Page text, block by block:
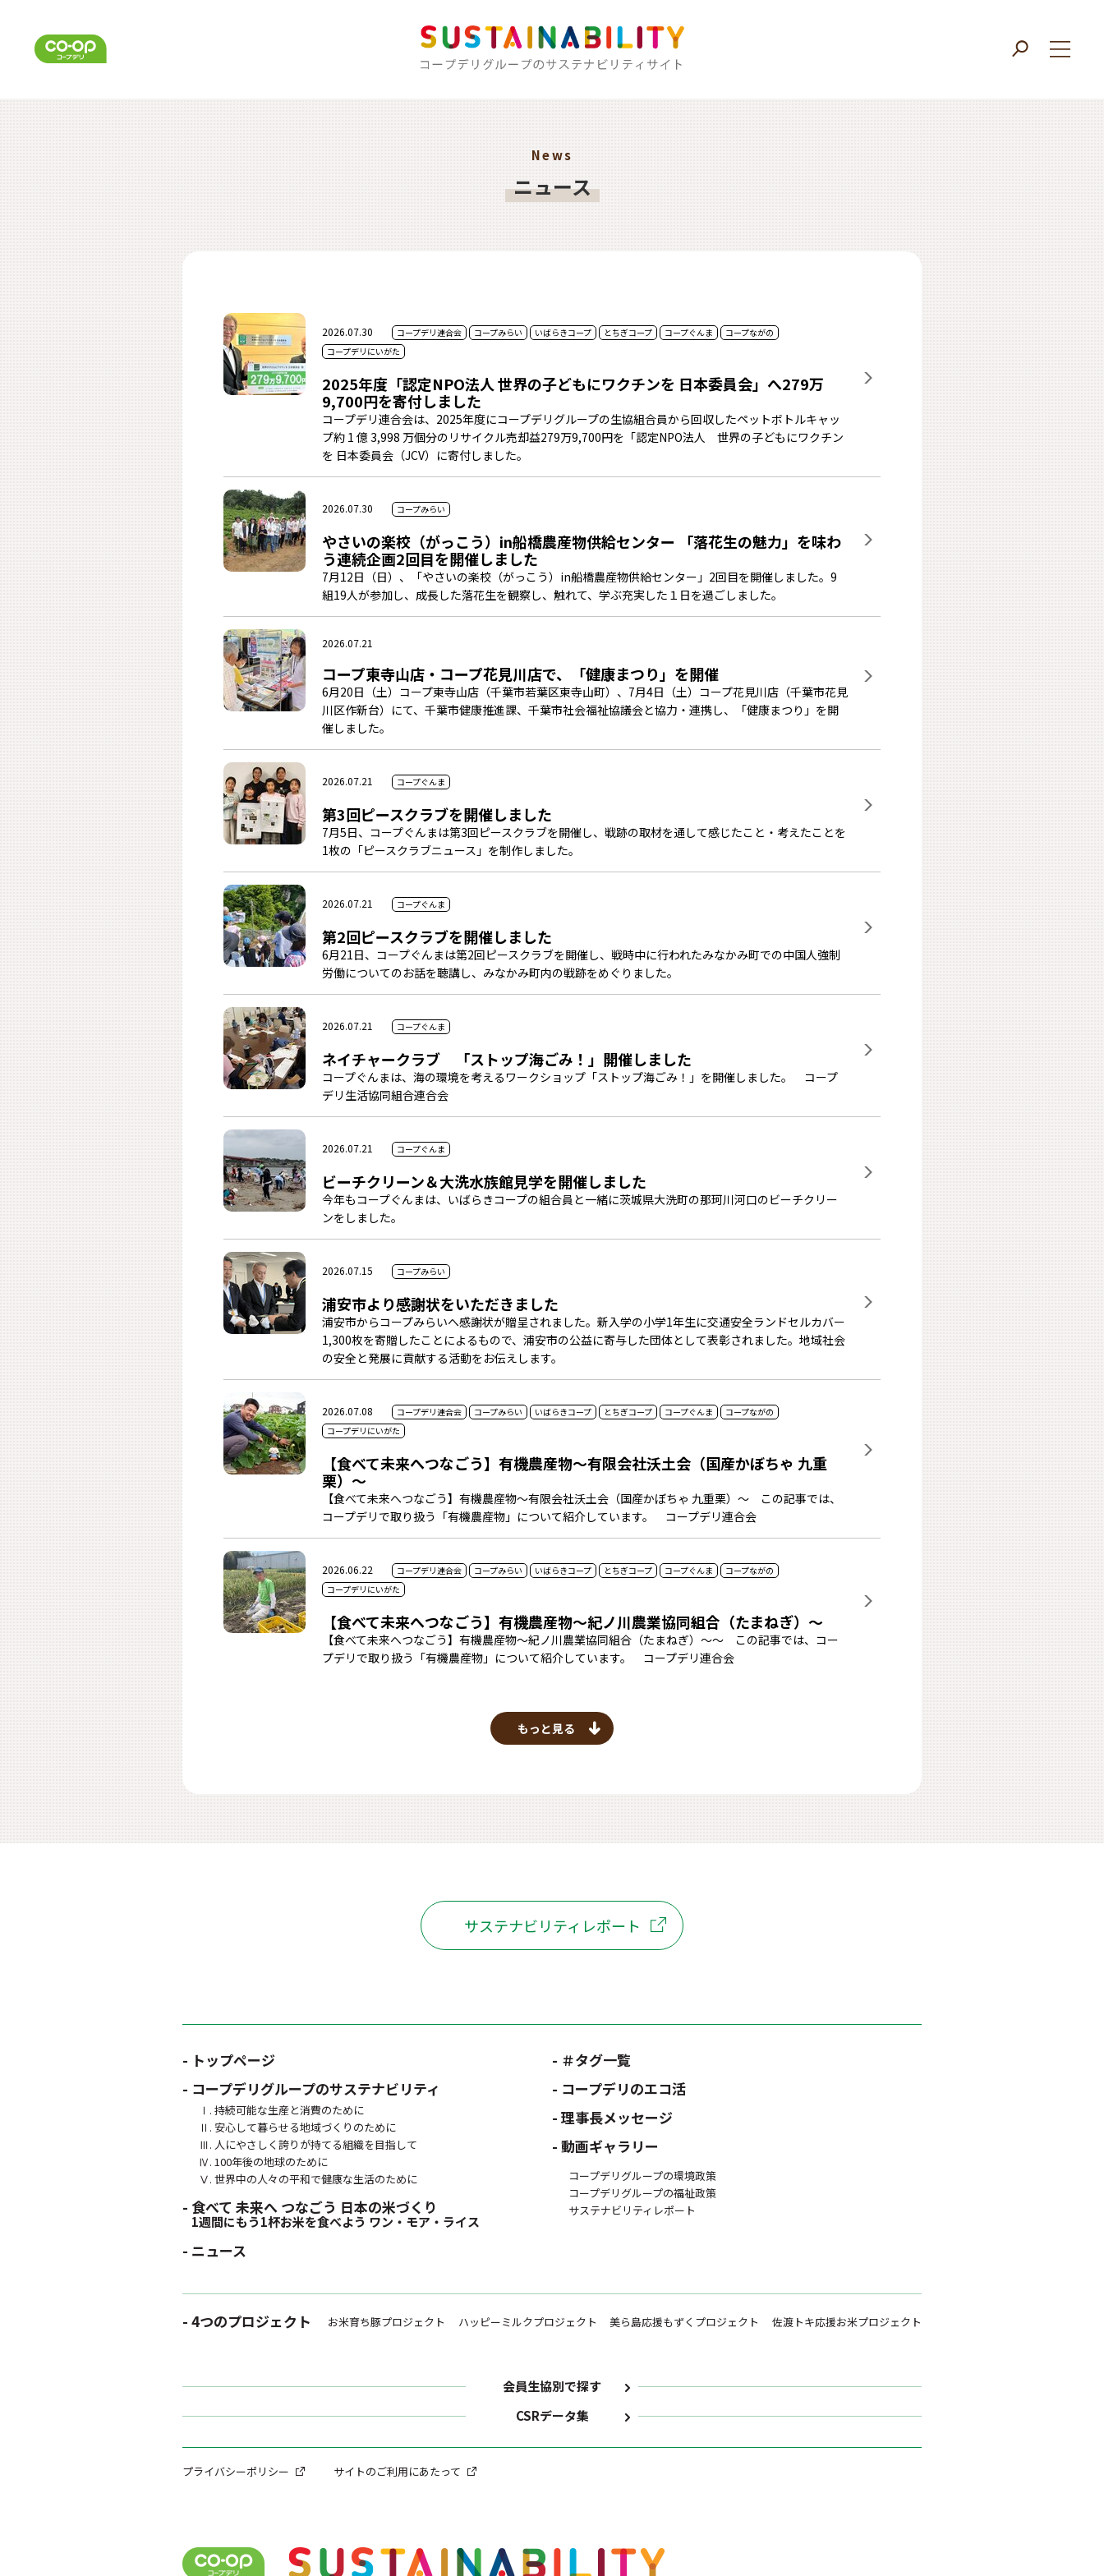
News
ニュース
2026.07.30 コープデリ連合会 コープみらい いばらきコープ とちぎコープ コープぐんま
コープながの
コープデリにいがた
2025年度「認定NPO法人 世界の子どもにワクチンを 日本委員会」へ279万
9,700円を寄付しました
コープデリ連合会は、2025年度にコープデリグループの生協組合員から回収したペットボトルキャッ
プ約 1 億 3,998 万個分のリサイクル売却益279万9,700円を「認定NPO法人 世界の子どもにワクチン
を 日本委員会（JCV）に寄付しました。
2026.07.30 コープみらい
やさいの楽校（がっこう）in船橋農産物供給センター 「落花生の魅力」を味わ
う連続企画2回目を開催しました
7月12日（日）、「やさいの楽校（がっこう）in船橋農産物供給センター」2回目を開催しました。9
組19人が参加し、成長した落花生を観察し、触れて、学ぶ充実した１日を過ごしました。
2026.07.21
コープ東寺山店・コープ花見川店で、「健康まつり」を開催
6月20日（土）コープ東寺山店（千葉市若葉区東寺山町）、7月4日（土）コープ花見川店（千葉市花見
川区作新台）にて、千葉市健康推進課、千葉市社会福祉協議会と協力・連携し、「健康まつり」を開
催しました。
2026.07.21 コープぐんま
第3回ピースクラブを開催しました
7月5日、コープぐんまは第3回ピースクラブを開催し、戦跡の取材を通して感じたこと・考えたことを
1枚の「ピースクラブニュース」を制作しました。
2026.07.21 コープぐんま
第2回ピースクラブを開催しました
6月21日、コープぐんまは第2回ピースクラブを開催し、戦時中に行われたみなかみ町での中国人強制
労働についてのお話を聴講し、みなかみ町内の戦跡をめぐりました。
2026.07.21 コープぐんま
ネイチャークラブ 「ストップ海ごみ！」開催しました
コープぐんまは、海の環境を考えるワークショップ「ストップ海ごみ！」を開催しました。 コープ
デリ生活協同組合連合会
2026.07.21 コープぐんま
ビーチクリーン＆大洗水族館見学を開催しました
今年もコープぐんまは、いばらきコープの組合員と一緒に茨城県大洗町の那珂川河口のビーチクリー
ンをしました。
2026.07.15 コープみらい
浦安市より感謝状をいただきました
浦安市からコープみらいへ感謝状が贈呈されました。新入学の小学1年生に交通安全ランドセルカバー
1,300枚を寄贈したことによるもので、浦安市の公益に寄与した団体として表彰されました。地域社会
の安全と発展に貢献する活動をお伝えします。
2026.07.08 コープデリ連合会 コープみらい いばらきコープ とちぎコープ コープぐんま
コープながの
コープデリにいがた
【食べて未来へつなごう】有機農産物～有限会社沃土会（国産かぼちゃ 九重
栗）～
【食べて未来へつなごう】有機農産物～有限会社沃土会（国産かぼちゃ 九重栗）～ この記事では、
コープデリで取り扱う「有機農産物」について紹介しています。 コープデリ連合会
2026.06.22 コープデリ連合会 コープみらい いばらきコープ とちぎコープ コープぐんま
コープながの
コープデリにいがた
【食べて未来へつなごう】有機農産物～紀ノ川農業協同組合（たまねぎ）～
【食べて未来へつなごう】有機農産物～紀ノ川農業協同組合（たまねぎ）～～ この記事では、コー
プデリで取り扱う「有機農産物」について紹介しています。 コープデリ連合会
もっと見る
サステナビリティレポート
- トップページ
- コープデリグループのサステナビリティ
Ⅰ. 持続可能な生産と消費のために
Ⅱ. 安心して暮らせる地域づくりのために
Ⅲ. 人にやさしく誇りが持てる組織を目指して
Ⅳ. 100年後の地球のために
Ⅴ. 世界中の人々の平和で健康な生活のために
- 食べて 未来へ つなごう 日本の米づくり
1週間にもう1杯お米を食べよう ワン・モア・ライス
- ニュース
- ＃タグ一覧
- コープデリのエコ活
- 理事長メッセージ
- 動画ギャラリー
コープデリグループの環境政策
コープデリグループの福祉政策
サステナビリティレポート
- 4つのプロジェクト お米育ち豚プロジェクト ハッピーミルクプロジェクト 美ら島応援もずくプロジェクト 佐渡トキ応援お米プロジェクト
会員生協別で探す
CSRデータ集
プライバシーポリシー サイトのご利用にあたって